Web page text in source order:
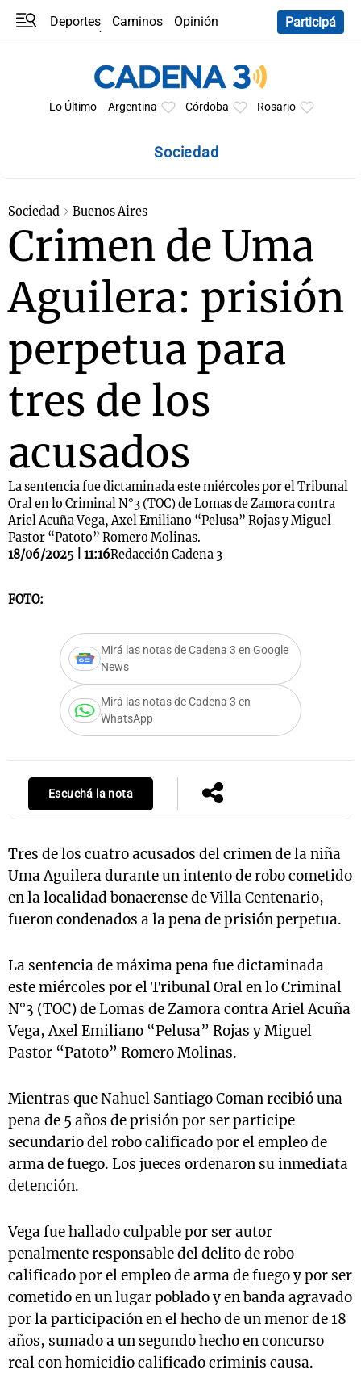
Deportes Caminos
Opinión
Participá
Lo Último Argentina Córdoba Rosario
Sociedad
Sociedad Buenos Aires
Crimen de Uma
Aguilera: prisión
perpetua para
tres de los
acusados
La sentencia fue dictaminada este miércoles por el Tribunal
Oral en lo Criminal N°3 (TOC) de Lomas de Zamora contra
Ariel Acuña Vega, Axel Emiliano “Pelusa” Rojas y Miguel
Pastor “Patoto” Romero Molinas.
18/06/2025 | 11:16Redacción Cadena 3
FOTO:
Mirá las notas de Cadena 3 en Google
News
Mirá las notas de Cadena 3 en
WhatsApp
Escuchá la nota
Tres de los cuatro acusados del crimen de la niña
Uma Aguilera durante un intento de robo cometido
en la localidad bonaerense de Villa Centenario,
fueron condenados a la pena de prisión perpetua.
La sentencia de máxima pena fue dictaminada
este miércoles por el Tribunal Oral en lo Criminal
N°3 (TOC) de Lomas de Zamora contra Ariel Acuña
Vega, Axel Emiliano “Pelusa” Rojas y Miguel
Pastor “Patoto” Romero Molinas.
Mientras que Nahuel Santiago Coman recibió una
pena de 5 años de prisión por ser participe
secundario del robo calificado por el empleo de
arma de fuego. Los jueces ordenaron su inmediata
detención.
Vega fue hallado culpable por ser autor
penalmente responsable del delito de robo
calificado por el empleo de arma de fuego y por ser
cometido en un lugar poblado y en banda agravado
por la participación en el hecho de un menor de 18
años, sumado a un segundo hecho en concurso
real con homicidio calificado criminis causa.
Notas
Mundial 2026
Cadena 3